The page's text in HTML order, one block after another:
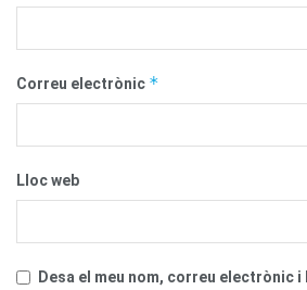
Correu electrònic *
Lloc web
Desa el meu nom, correu electrònic i